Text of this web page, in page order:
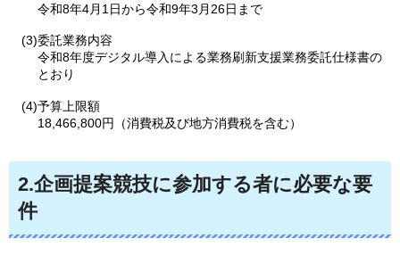
令和8年4月1日から令和9年3月26日まで
(3)委託業務内容
令和8年度デジタル導入による業務刷新支援業務委託仕様書の
とおり
(4)予算上限額
18,466,800円（消費税及び地方消費税を含む）
2.企画提案競技に参加する者に必要な要
件